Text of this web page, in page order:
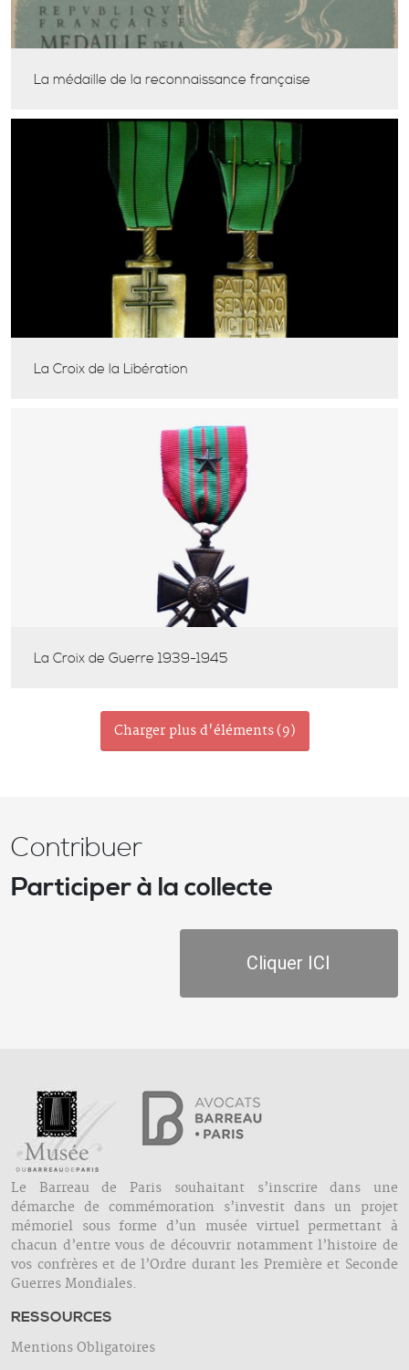
La médaille de la reconnaissance française
La Croix de la Libération
La Croix de Guerre 1939-1945
Charger plus d'éléments(9)
Contribuer
Participer à la collecte
Cliquer ICI
Le Barreau de Paris souhaitant s’inscrire dans une
démarche de commémoration s’investit dans un projet
mémoriel sous forme d’un musée virtuel permettant à
chacun d’entre vous de découvrir notamment l’histoire de
vos confrères et de l’Ordre durant les Première et Seconde
Guerres Mondiales.
RESSOURCES
Mentions Obligatoires